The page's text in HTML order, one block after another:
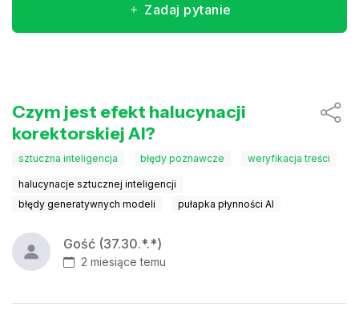
Zadaj pytanie
Czym jest efekt halucynacji
korektorskiej AI?
sztuczna inteligencja błędy poznawcze weryfikacja treści
halucynacje sztucznej inteligencji
błędy generatywnych modeli
pułapka płynności AI
Gość (37.30.*.*)
2 miesiące temu